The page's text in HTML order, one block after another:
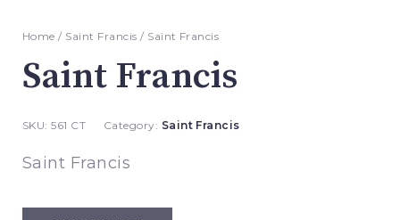
Home / Saint Francis / Saint Francis
Saint Francis
SKU:561 CT Category: Saint Francis
Saint Francis